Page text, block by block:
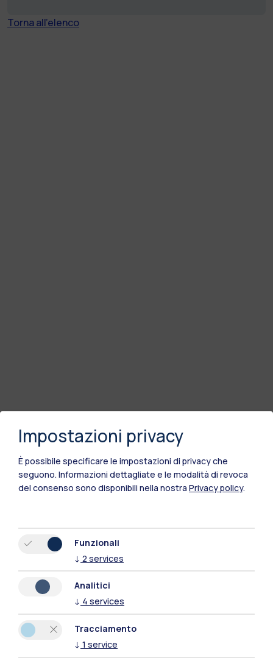
Torna all'elenco
Polimi Community
Tutti i siti dell’ecosistema
Impostazioni privacy
È possibile specificare le impostazioni di privacy che
seguono. Informazioni dettagliate e le modalità di revoca
del consenso sono disponibili nella nostra Privacy policy.
Funzionali
↓ 2 services
Analitici
↓ 4 services
Tracciamento
↓ 1 service